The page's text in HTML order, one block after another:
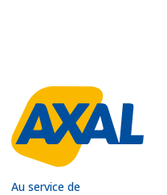
Au service de